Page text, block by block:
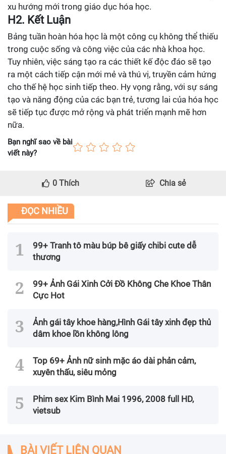
xu hướng mới trong giáo dục hóa học.
H2. Kết Luận
Bảng tuần hoàn hóa học là một công cụ không thể thiếu
trong cuộc sống và công việc của các nhà khoa học.
Tuy nhiên, việc sáng tạo ra các thiết kế độc đáo sẽ tạo
ra một cách tiếp cận mới mẻ và thú vị, truyền cảm hứng
cho thế hệ học sinh tiếp theo. Hy vọng rằng, với sự sáng
tạo và năng động của các bạn trẻ, tương lai của hóa học
sẽ tiếp tục được mở rộng và phát triển mạnh mẽ hơn
nữa.
Bạn nghĩ sao về bài
viết này?
0 Thích Chia sẻ
ĐỌC NHIỀU
99+ Tranh tô màu búp bê giấy chibi cute dễ
thương
99+ Ảnh Gái Xinh Cởi Đồ Không Che Khoe Thân
Cực Hot
Ảnh gái tây khoe hàng,Hình Gái tây xinh đẹp thủ
dâm khoe lồn không lông
Top 69+ Ảnh nữ sinh mặc áo dài phản cảm,
xuyên thấu, siêu mỏng
Phim sex Kim Bình Mai 1996, 2008 full HD,
vietsub
BÀI VIẾT LIÊN QUAN